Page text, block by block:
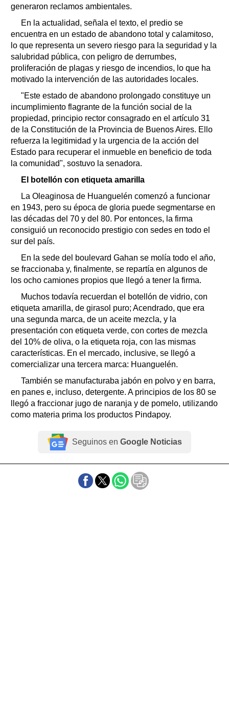
generaron reclamos ambientales.
En la actualidad, señala el texto, el predio se
encuentra en un estado de abandono total y calamitoso,
lo que representa un severo riesgo para la seguridad y la
salubridad pública, con peligro de derrumbes,
proliferación de plagas y riesgo de incendios, lo que ha
motivado la intervención de las autoridades locales.
"Este estado de abandono prolongado constituye un
incumplimiento flagrante de la función social de la
propiedad, principio rector consagrado en el artículo 31
de la Constitución de la Provincia de Buenos Aires. Ello
refuerza la legitimidad y la urgencia de la acción del
Estado para recuperar el inmueble en beneficio de toda
la comunidad", sostuvo la senadora.
El botellón con etiqueta amarilla
La Oleaginosa de Huanguelén comenzó a funcionar
en 1943, pero su época de gloria puede segmentarse en
las décadas del 70 y del 80. Por entonces, la firma
consiguió un reconocido prestigio con sedes en todo el
sur del país.
En la sede del boulevard Gahan se molía todo el año,
se fraccionaba y, finalmente, se repartía en algunos de
los ocho camiones propios que llegó a tener la firma.
Muchos todavía recuerdan el botellón de vidrio, con
etiqueta amarilla, de girasol puro; Acendrado, que era
una segunda marca, de un aceite mezcla, y la
presentación con etiqueta verde, con cortes de mezcla
del 10% de oliva, o la etiqueta roja, con las mismas
características. En el mercado, inclusive, se llegó a
comercializar una tercera marca: Huanguelén.
También se manufacturaba jabón en polvo y en barra,
en panes e, incluso, detergente. A principios de los 80 se
llegó a fraccionar jugo de naranja y de pomelo, utilizando
como materia prima los productos Pindapoy.
Seguinos en Google Noticias